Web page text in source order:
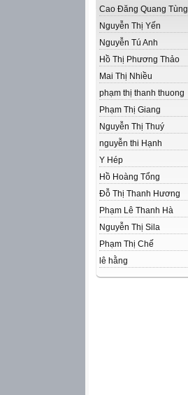
Cao Đăng Quang Tùng
Nguyễn Thị Yến
Nguyễn Tú Anh
Hồ Thị Phương Thảo
Mai Thị Nhiều
phạm thị thanh thuong
Phạm Thị Giang
Nguyễn Thị Thuý
nguyễn thi Hạnh
Y Hép
Hồ Hoàng Tổng
Đỗ Thị Thanh Hương
Phạm Lê Thanh Hà
Nguyễn Thị Sila
Phạm Thị Chế
lê hằng